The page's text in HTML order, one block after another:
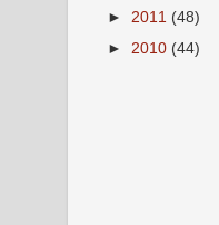
► 2011 (48)
► 2010 (44)